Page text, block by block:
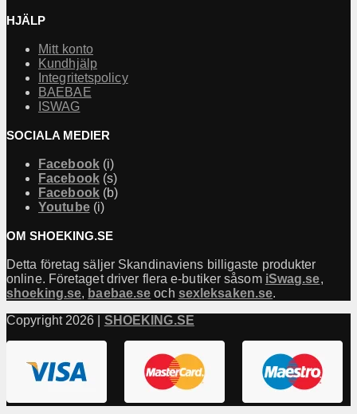
HJÄLP
Mitt konto
Kundhjälp
Integritetspolicy
BAEBAE
ISWAG
SOCIALA MEDIER
Facebook(i)
Facebook(s)
Facebook(b)
Youtube(i)
OM SHOEKING.SE
Detta företag säljer Skandinaviens billigaste produkter
online. Företaget driver flera e-butiker såsom iSwag.se,
shoeking.se, baebae.se och sexleksaken.se.
Copyright 2026 | SHOEKING.SE